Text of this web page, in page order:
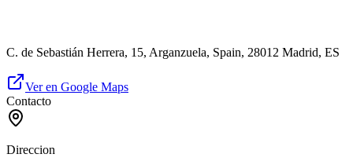
C. de Sebastián Herrera, 15, Arganzuela, Spain, 28012 Madrid, ES
Ver en Google Maps
Contacto
Direccion